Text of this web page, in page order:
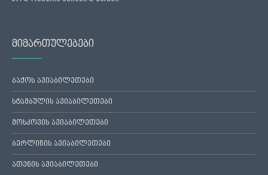
მიმართულებები
ბაქოს ავიაბილეთები
სტამბულის ავიაბილეთები
მოსკოვის ავიაბილეთები
ბერლინის ავიაბილეთები
ათენის ავიაბილეთები